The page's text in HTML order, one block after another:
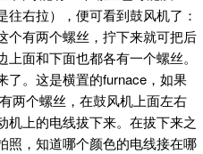
右拉），便可看到鼓风机了：
个有两个螺丝，拧下来就可把后
面和下面也都各有一个螺丝。
了。这是横置的furnace，如果
两个螺丝，在鼓风机上面左右
机上的电线拔下来。在拔下来之
照，知道哪个颜色的电线接在哪